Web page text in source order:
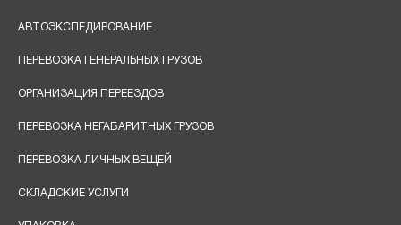
АВТОЭКСПЕДИРОВАНИЕ
ПЕРЕВОЗКА ГЕНЕРАЛЬНЫХ ГРУЗОВ
ОРГАНИЗАЦИЯ ПЕРЕЕЗДОВ
ПЕРЕВОЗКА НЕГАБАРИТНЫХ ГРУЗОВ
ПЕРЕВОЗКА ЛИЧНЫХ ВЕЩЕЙ
СКЛАДСКИЕ УСЛУГИ